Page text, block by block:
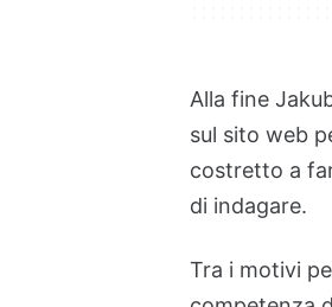
Alla fine
sul sito web
costretto a
di indagare.
Tra i motivi